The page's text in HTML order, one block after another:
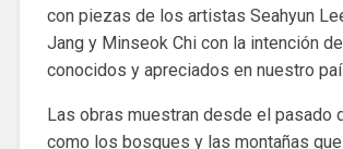
con piezas de los artistas Seahyun
Jang y Minseok Chi con la intención
conocidos y apreciados en nuestro
Las obras muestran desde el pasado
como los bosques y las montañas